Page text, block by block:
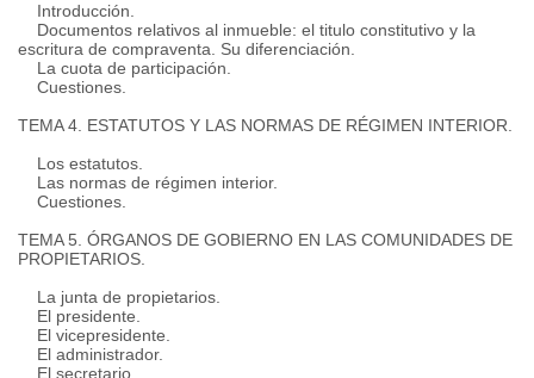
Introducción.
Documentos relativos al inmueble: el titulo constitutivo y la
escritura de compraventa. Su diferenciación.
La cuota de participación.
Cuestiones.
TEMA 4. ESTATUTOS Y LAS NORMAS DE RÉGIMEN INTERIOR.
Los estatutos.
Las normas de régimen interior.
Cuestiones.
TEMA 5. ÓRGANOS DE GOBIERNO EN LAS COMUNIDADES DE
PROPIETARIOS.
La junta de propietarios.
El presidente.
El vicepresidente.
El administrador.
El secretario.